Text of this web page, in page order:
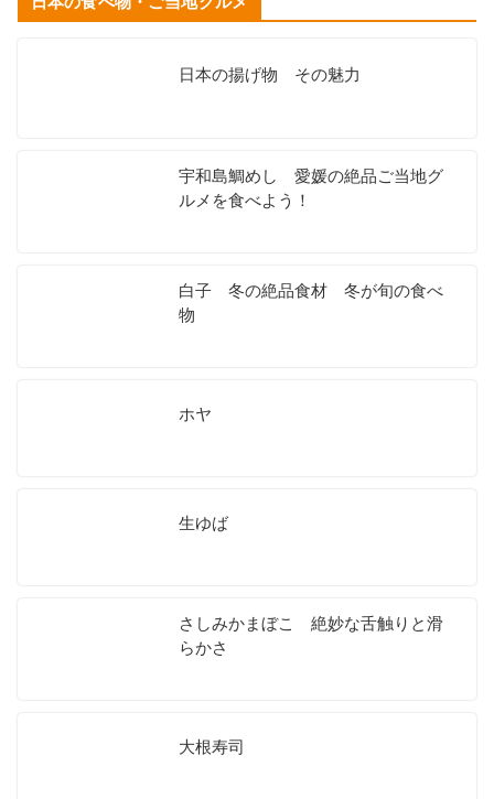
日本の揚げ物 その魅力
宇和島鯛めし 愛媛の絶品ご当地グ
ルメを食べよう！
白子 冬の絶品食材 冬が旬の食べ
物
ホヤ
生ゆば
さしみかまぼこ 絶妙な舌触りと滑
らかさ
大根寿司